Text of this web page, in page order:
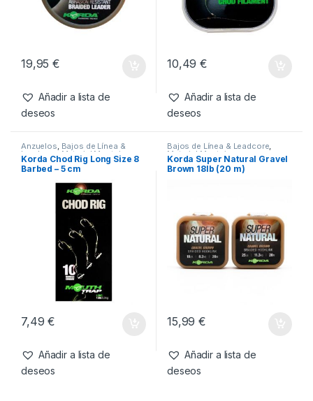
19,95€
Añadir a lista de
deseos
10,49€
Añadir a lista de
deseos
Anzuelos, Bajos de Línea &
Leadcore, Material Montajes
Korda Chod Rig Long Size 8
Barbed – 5 cm
7,49€
Añadir a lista de
deseos
Bajos de Línea & Leadcore,
Material Montajes
Korda Super Natural Gravel
Brown 18lb (20 m)
15,99€
Añadir a lista de
deseos